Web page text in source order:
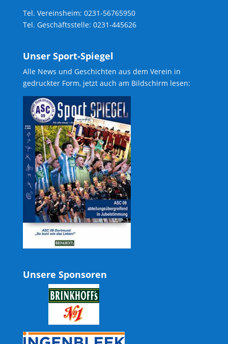
Tel. Vereinsheim: 0231-56765950
Tel. Geschäftsstelle: 0231-445626
Unser Sport-Spiegel
Alle News und Geschichten aus dem Verein in
gedruckter Form, jetzt auch am Bildschirm lesen:
Unsere Sponsoren